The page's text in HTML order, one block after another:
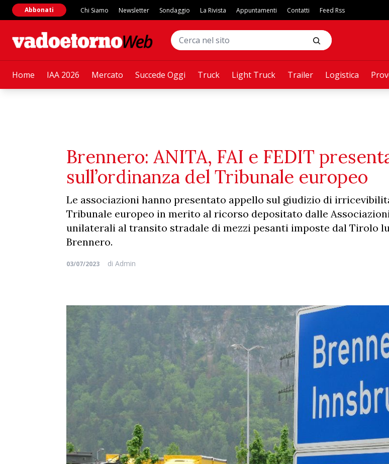
Home IAA 2026 Mercato Succede Oggi Truck Light Truck Trailer Logistica
Abbonati Chi Siamo Newsletter Sondaggio La Rivista Appuntamenti Contatti Feed Rss
Brennero: ANITA, FAI e FEDIT
sull’ordinanza del Tribunale europeo
Le associazioni hanno presentato appello sul giudizio di
Tribunale europeo in merito al ricorso depositato dalle
unilaterali al transito stradale di mezzi pesanti imposte dal Tirolo
Brennero.
03/07/2023 di Admin